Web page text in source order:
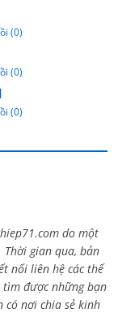
(0)
(0)
(0)
do một
gian qua, bản
nối liên hệ các thế
tìm được những bạn
có nơi chia sẻ kinh